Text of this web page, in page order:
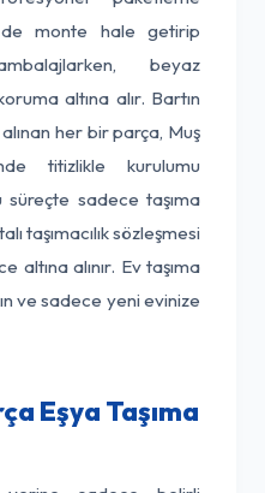
de monte hale getirip
beyaz
altına alır. Bartın
her bir parça, Muş
titizlikle kurulumu
süreçte sadece taşıma
taşımacılık sözleşmesi
altına alınır. Ev taşıma
ve sadece yeni evinize
Eşya Taşıma